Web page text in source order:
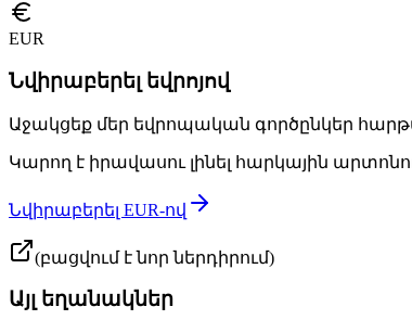
EUR
Նվի­րա­բե­րել եվ­րո­յով
Ա­ջակ­ցեք մեր եվ­րո­պա­կան գոր­ծըն­կեր
Կա­րող է ի­րա­վա­սու լի­նել հար­կա­յին
Նվի­րա­բե­րել EUR-ով
(բացվում է նոր ներդիրում)
Այլ ե­ղա­նակ­ներ